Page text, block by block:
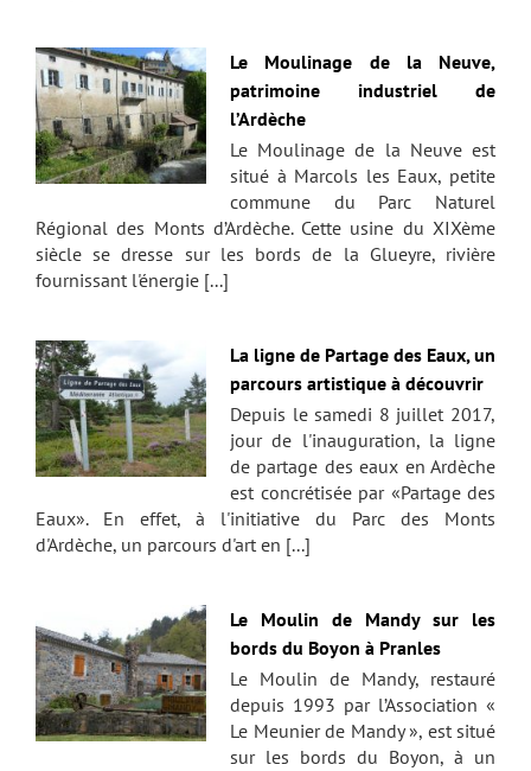
Le Moulinage de la Neuve,
patrimoine industriel de
l’Ardèche
Le Moulinage de la Neuve est
situé à Marcols les Eaux, petite
commune du Parc Naturel
Régional des Monts d’Ardèche. Cette usine du XIXème
siècle se dresse sur les bords de la Glueyre, rivière
fournissant l'énergie [...]
La ligne de Partage des Eaux, un
parcours artistique à découvrir
Depuis le samedi 8 juillet 2017,
jour de l'inauguration, la ligne
de partage des eaux en Ardèche
est concrétisée par «Partage des
Eaux». En effet, à l'initiative du Parc des Monts
d'Ardèche, un parcours d'art en [...]
Le Moulin de Mandy sur les
bords du Boyon à Pranles
Le Moulin de Mandy, restauré
depuis 1993 par l’Association «
Le Meunier de Mandy », est situé
sur les bords du Boyon, à un